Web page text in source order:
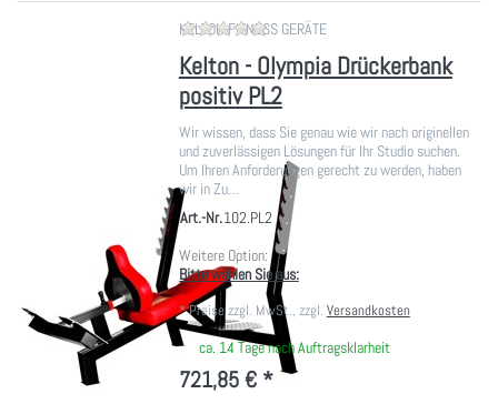
KELTON FITNESS GERÄTEZu diesem Produkt liegen noch
Kelton - Olympia Drückerbank
positiv PL2
Wir wissen, dass Sie genau wie wir nach originellen
und zuverlässigen Lösungen für Ihr Studio suchen.
Um Ihren Anforderungen gerecht zu werden, haben
wir in Zu…
Art.-Nr.102.PL2
Weitere Option:
Bitte wählen Sie aus:
*Preise zzgl. MwSt., zzgl. Versandkosten
ca. 14 Tage nach Auftragsklarheit
721,85 € *